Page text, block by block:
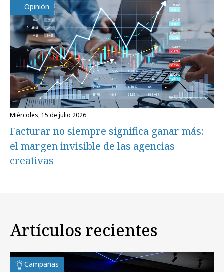
Opinión
miércoles, 15 de julio 2026
Facturar no siempre significa ganar más:
el margen invisible de las agencias
creativas
Artículos recientes
Campañas